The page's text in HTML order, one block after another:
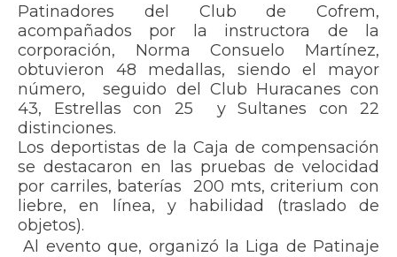
Patinadores del Club de Cofrem,
acompañados por la instructora de la
corporación, Norma Consuelo Martínez,
obtuvieron 48 medallas, siendo el mayor
número,
seguido del Club Huracanes con
43, Estrellas con 25
y Sultanes con 22
distinciones.
Los deportistas de la Caja de compensación
se destacaron en las pruebas de velocidad
por carriles, baterías
200 mts, criterium con
liebre, en línea, y habilidad (traslado de
objetos).
Al evento que, organizó la Liga de Patinaje